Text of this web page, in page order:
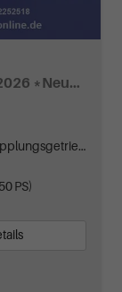
Style 1.5 eTSI 150PS/110kW DSG7 2026 *Neues Modell*
Doppelkupplungsgetriebe (DSG)
PS)